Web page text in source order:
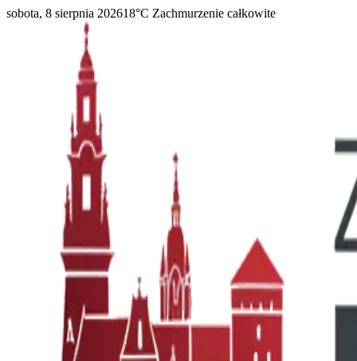
sobota, 8 sierpnia 202618°C Zachmurzenie całkowite